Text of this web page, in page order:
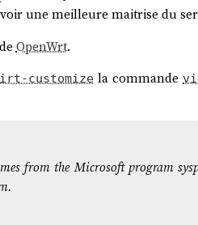
une meilleure maitrise du
OpenWrt.
customize la commande
from the Microsoft program